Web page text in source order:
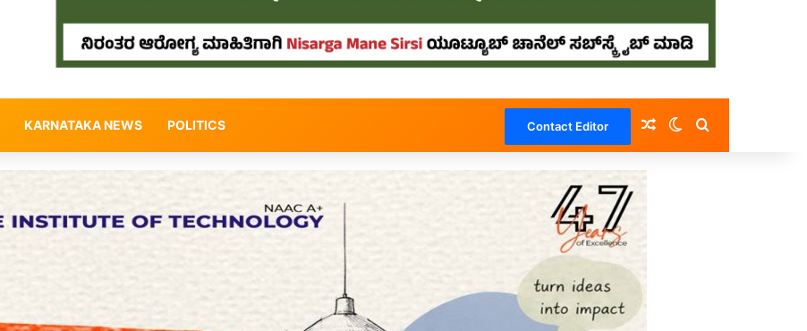
KARNATAKA NEWS POLITICS Contact Editor Random Article
Switch skin
Search for